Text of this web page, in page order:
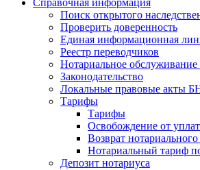
Поиск открытого
Проверить доверенность
Единая информационная
Реестр переводчиков
Нотариальное обслуживание
Законодательство
Локальные правовые акты
Тарифы
Тарифы
Освобождение от
Возврат
Нотариальный тариф
Депозит нотариуса